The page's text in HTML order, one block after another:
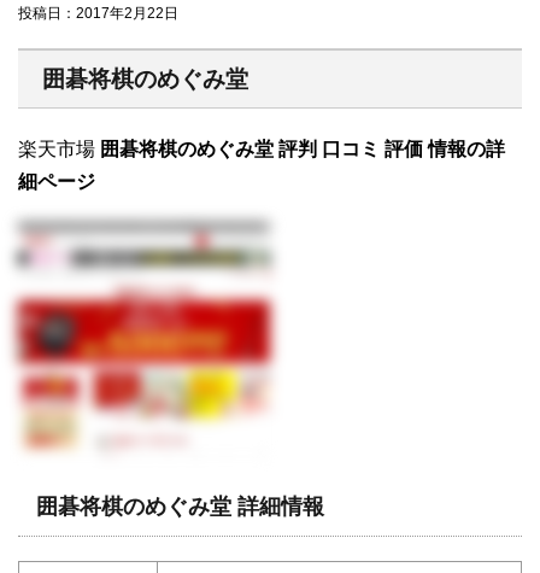
投稿日： 2017年2月22日
囲碁将棋のめぐみ堂
楽天市場 囲碁将棋のめぐみ堂 評判 口コミ 評価 情報の詳
細ページ
囲碁将棋のめぐみ堂 詳細情報